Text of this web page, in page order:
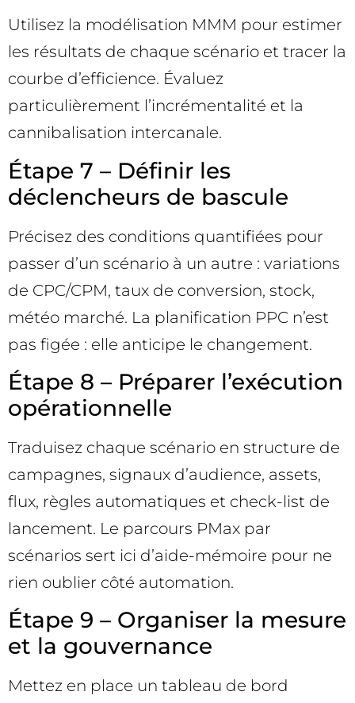
Utilisez la modélisation MMM pour estimer
les résultats de chaque scénario et tracer la
courbe d’efficience. Évaluez
particulièrement l’incrémentalité et la
cannibalisation intercanale.
Étape 7 – Définir les
déclencheurs de bascule
Précisez des conditions quantifiées pour
passer d’un scénario à un autre : variations
de CPC/CPM, taux de conversion, stock,
météo marché. La planification PPC n’est
pas figée : elle anticipe le changement.
Étape 8 – Préparer l’exécution
opérationnelle
Traduisez chaque scénario en structure de
campagnes, signaux d’audience, assets,
flux, règles automatiques et check-list de
lancement. Le parcours PMax par
scénarios sert ici d’aide-mémoire pour ne
rien oublier côté automation.
Étape 9 – Organiser la mesure
et la gouvernance
Mettez en place un tableau de bord